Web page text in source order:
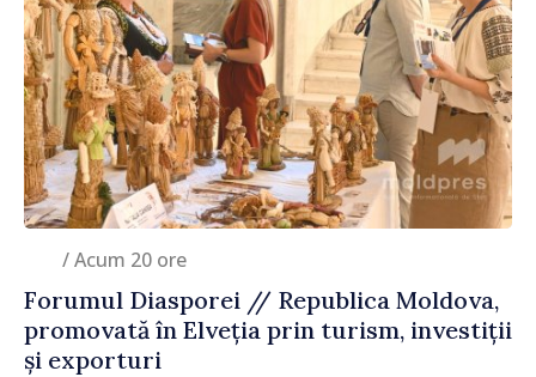
/ Acum 20 ore
Forumul Diasporei // Republica Moldova,
promovată în Elveția prin turism, investiții
și exporturi